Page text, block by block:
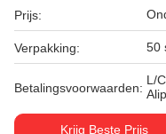
Prijs:
Verpakking: 50
Betalingsvoorwaarden:
L/
Krijg Beste Prijs